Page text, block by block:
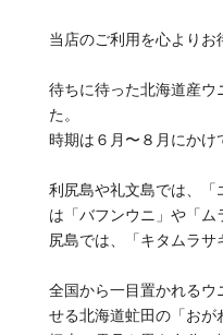
当店のご利用を心よりお
待ちに待った北海道産ウ
た。
時期は６月〜８月にかけ
利尻島や礼文島では、「
は「バフンウニ」や「
尻島では、「キタムラサ
全国から一目置かれるウ
せる北海道虻田の「おが